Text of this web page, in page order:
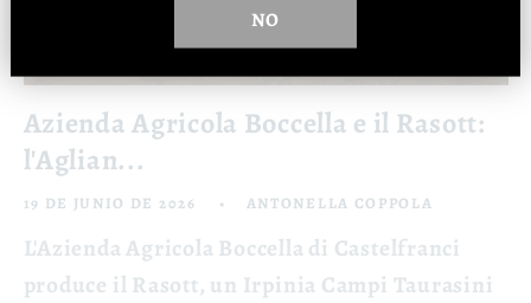
Azienda Agricola Boccella e il Rasott:
l'Aglian...
19 DE JUNIO DE 2026 ANTONELLA COPPOLA
L'Azienda Agricola Boccella di Castelfranci
produce il Rasott, un Irpinia Campi Taurasini
NO